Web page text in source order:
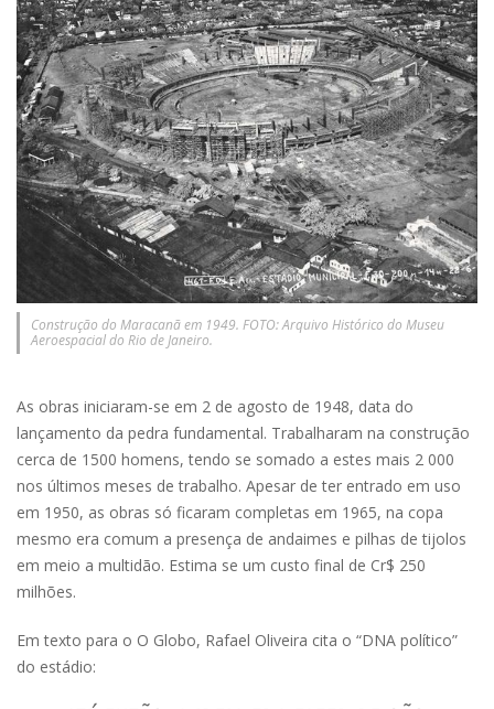
Construção do Maracanã em 1949. FOTO: Arquivo Histórico do Museu
Aeroespacial do Rio de Janeiro.
As obras iniciaram-se em 2 de agosto de 1948, data do
lançamento da pedra fundamental. Trabalharam na construção
cerca de 1500 homens, tendo se somado a estes mais 2 000
nos últimos meses de trabalho. Apesar de ter entrado em uso
em 1950, as obras só ficaram completas em 1965, na copa
mesmo era comum a presença de andaimes e pilhas de tijolos
em meio a multidão. Estima se um custo final de Cr$ 250
milhões.
Em texto para o O Globo, Rafael Oliveira cita o “DNA político”
do estádio: